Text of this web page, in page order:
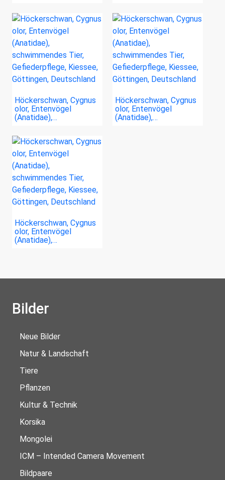
Höckerschwan, Cygnus
olor, Entenvögel
(Anatidae),…
Höckerschwan, Cygnus
olor, Entenvögel
(Anatidae),…
Höckerschwan, Cygnus
olor, Entenvögel
(Anatidae),…
Bilder
Neue Bilder
Natur & Landschaft
Tiere
Pflanzen
Kultur & Technik
Korsika
Mongolei
ICM – Intended Camera Movement
Bildpaare